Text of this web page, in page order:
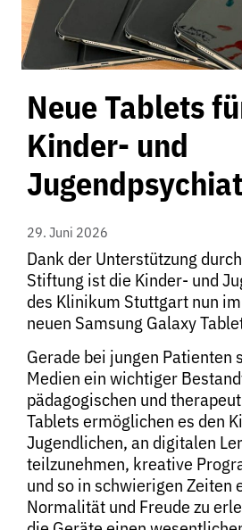
Neue Tablets
Kinder- und
29. Juni 2026
Dank der Unterstützung
Stiftung ist die Kinder- und
des Klinikum Stuttgart nun
neuen Samsung Galaxy
Gerade bei jungen Patienten
Medien ein wichtiger
pädagogischen und
Tablets ermöglichen es den
Jugendlichen, an digitalen
teilzunehmen, kreative
und so in schwierigen Zeiten
Normalität und Freude zu